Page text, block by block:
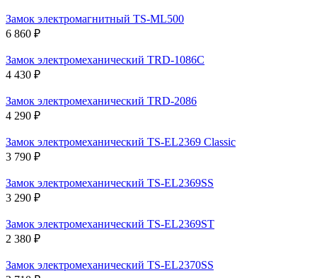
Замок электромагнитный TS-ML500
6 860 ₽
Замок электромеханический TRD-1086C
4 430 ₽
Замок электромеханический TRD-2086
4 290 ₽
Замок электромеханический TS-EL2369 Classic
3 790 ₽
Замок электромеханический TS-EL2369SS
3 290 ₽
Замок электромеханический TS-EL2369ST
2 380 ₽
Замок электромеханический TS-EL2370SS